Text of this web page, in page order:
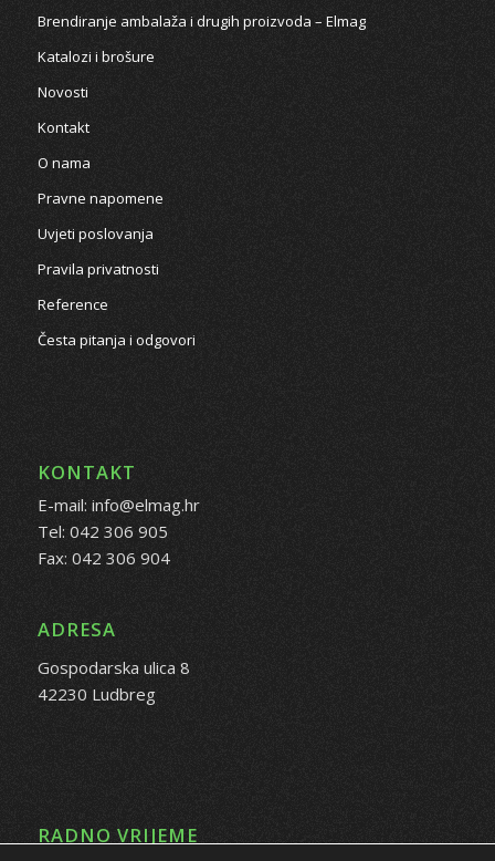
Brendiranje ambalaža i drugih proizvoda – Elmag
Katalozi i brošure
Novosti
Kontakt
O nama
Pravne napomene
Uvjeti poslovanja
Pravila privatnosti
Reference
Česta pitanja i odgovori
KONTAKT
E-mail: info@elmag.hr
Tel: 042 306 905
Fax: 042 306 904
ADRESA
Gospodarska ulica 8
42230 Ludbreg
RADNO VRIJEME